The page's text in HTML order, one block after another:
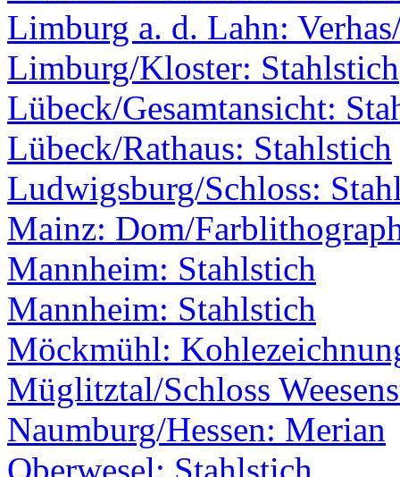
Limburg a. d. Lahn:
Limburg/Kloster: Stahlstich
Lübeck/Gesamtansicht:
Lübeck/Rathaus: Stahlstich
Ludwigsburg/Schloss:
Mainz: Dom/
Mannheim: Stahlstich
Mannheim: Stahlstich
Möckmühl:
Müglitztal/Schloss
Naumburg/Hessen: Merian